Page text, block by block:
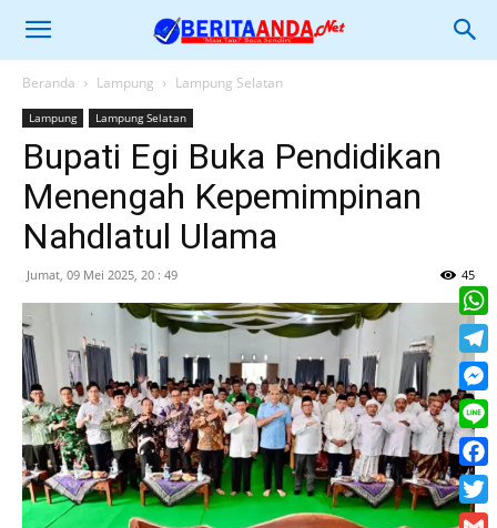
Beranda Lampung Lampung Selatan
Lampung Lampung Selatan
Bupati Egi Buka Pendidikan
Menengah Kepemimpinan
Nahdlatul Ulama
Jumat, 09 Mei 2025, 20 : 49 45
Line